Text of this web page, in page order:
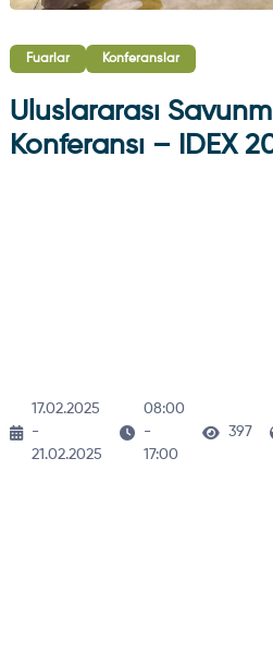
Fuarlar Konferanslar
Uluslararası
Konferansı – IDEX
17.02.2025
-
21.02.2025
08:00
-
17:00
397